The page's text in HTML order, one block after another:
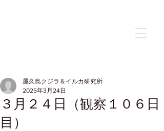
３月２４日（観察１０６日
目）
屋久島クジラ＆イルカ研究所
2025年3月24日